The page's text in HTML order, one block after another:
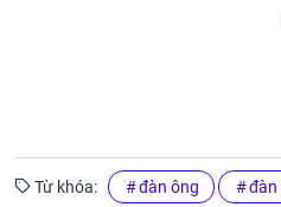
Từ khóa: đàn ông đàn